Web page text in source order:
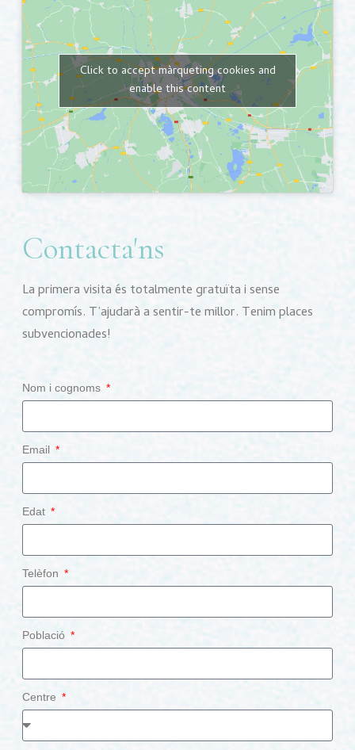
Click to accept màrqueting cookies and
enable this content
Contacta'ns
La primera visita és totalmente gratuïta i sense
compromís. T’ajudarà a sentir-te millor. Tenim places
subvencionades!
Nom i cognoms
Email
Edat
Telèfon
Població
Centre